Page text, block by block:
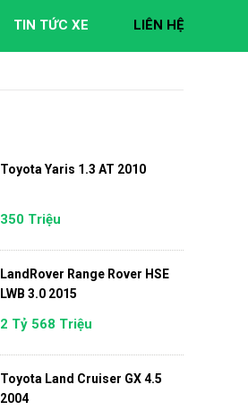
TIN TỨC XE LIÊN HỆ
Toyota Yaris 1.3 AT 2010
350 Triệu
LandRover Range Rover HSE
LWB 3.0 2015
2 Tỷ 568 Triệu
Toyota Land Cruiser GX 4.5
2004